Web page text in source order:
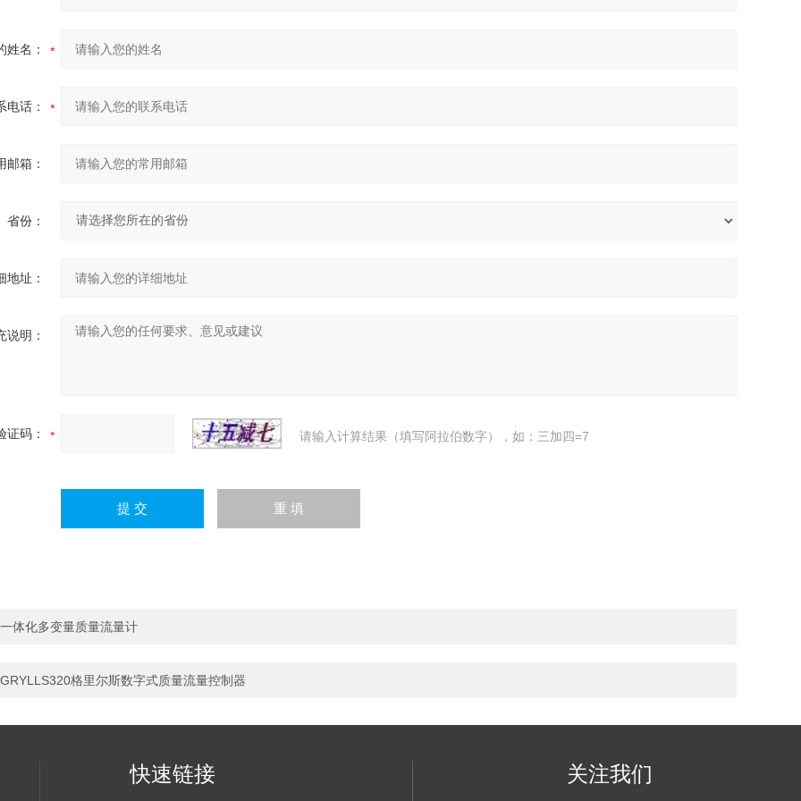
姓名：
电话：
邮箱：
省份：
地址：
说明：
证码： 请输入计算结果（填写阿拉伯数字），如：三加四=7
一体化多变量质量流量计
GRYLLS320格里尔斯数字式质量流量控制器
快速链接 关注我们